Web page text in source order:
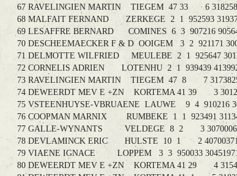
67 RAVELINGIEN MARTIN TIEGEM 47 33 6
68 MALFAIT FERNAND ZERKEGE 2 1 952593
69 LESAFFRE BERNARD COMINES 6 3 907216
70 DESCHEEMAECKER F & D OOIGEM 3 2
71 DELMOTTE WILFRIED MEULEBE 2 1 925647
72 CORNELIS ADRIEN LOTENHU 2 1 939439
73 RAVELINGIEN MARTIN TIEGEM 47 8 7
74 DEWEERDT MEV E +ZN KORTEMA 41 39 3
75 VSTEENHUYSE-VBRUAENE LAUWE 9 4
76 COOPMAN MARNIX RUMBEKE 1 1 923491
77 GALLE-WYNANTS VELDEGE 8 2 3
78 DEVLAMINCK ERIC HULSTE 10 1 2
79 VIAENE IGNACE LOPPEM 3 3 950033
80 DEWEERDT MEV E +ZN KORTEMA 41 29 4